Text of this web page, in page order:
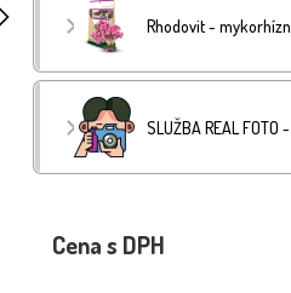
Rhodovit -
SLUŽBA REAL
Cena s DPH